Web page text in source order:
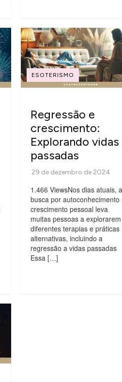
ESOTERISMO
Regressão e
crescimento:
Explorando vidas
passadas
1.466 ViewsNos dias atuais, a
busca por autoconhecimento
crescimento pessoal leva
muitas pessoas a explorarem
diferentes terapias e práticas
alternativas, incluindo a
regressão a vidas passadas
Essa […]